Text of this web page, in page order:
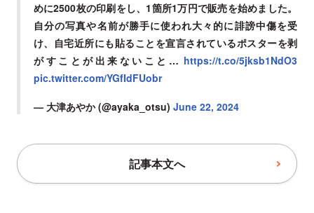
めに2500枚の印刷をし、1箇所1万円で販売を始めました。
自分の写真や名前が勝手に使われ大々的に誹謗中傷を受
け、自宅近所にも貼ることを宣言されているポスターを剥
がすことが出来ないこと… https://t.co/5jksb1NdO3
pic.twitter.com/YGfIdFUobr
— 大津あやか (@ayaka_otsu) June 22, 2024
記事本文へ